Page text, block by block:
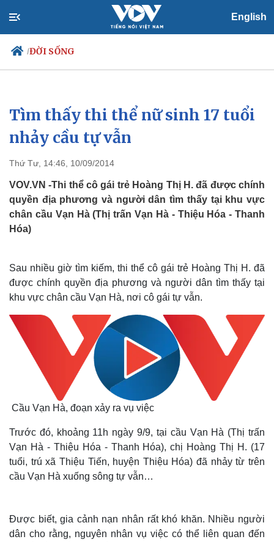
English
/ĐỜI SỐNG
Chính trị
Đảng
Tổ chức nhân sự
Nhận diện sự thật
Xã hội
Việc làm
Biển đảo
Tìm thấy thi thể nữ sinh 17 tuổi
nhảy cầu tự vẫn
Thứ Tư, 14:46, 10/09/2014
VOV.VN -Thi thể cô gái trẻ Hoàng Thị H. đã được chính
quyền địa phương và người dân tìm thấy tại khu vực
chân cầu Vạn Hà (Thị trấn Vạn Hà - Thiệu Hóa - Thanh
Hóa)
Sau nhiều giờ tìm kiếm, thi thể cô gái trẻ Hoàng Thị H. đã
được chính quyền địa phương và người dân tìm thấy tại
khu vực chân cầu Vạn Hà, nơi cô gái tự vẫn.
Cầu Vạn Hà, đoạn xảy ra vụ việc
Trước đó, khoảng 11h ngày 9/9, tại cầu Vạn Hà (Thị trấn
Vạn Hà - Thiệu Hóa - Thanh Hóa), chị Hoàng Thị H. (17
tuổi, trú xã Thiệu Tiến, huyện Thiệu Hóa) đã nhảy từ trên
cầu Vạn Hà xuống sông tự vẫn…
Được biết, gia cảnh nạn nhân rất khó khăn. Nhiều người
dân cho rằng, nguyên nhân vụ việc có thể liên quan đến